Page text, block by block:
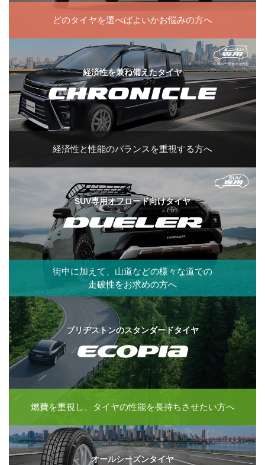
どのタイヤを選べばよいかお悩みの方へ
経済性を兼ね備えたタイヤ
経済性と性能のバランスを重視する方へ
※ SUV一部サイズ含む
SUV専用オフロード向けタイヤ
街中に加えて、 山道などの様々な道での
走破性をお求めの方へ
ブリヂストンのスタンダードタイヤ
燃費を重視し、 タイヤの性能を長持ちさせたい方へ
オールシーズンタイヤ